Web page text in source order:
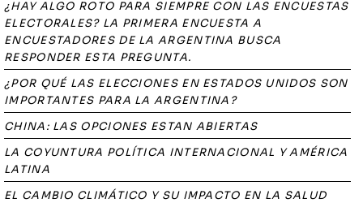
¿HAY ALGO ROTO PARA SIEMPRE CON LAS ENCUESTAS
ELECTORALES? LA PRIMERA ENCUESTA A
ENCUESTADORES DE LA ARGENTINA BUSCA
RESPONDER ESTA PREGUNTA.
¿POR QUÉ LAS ELECCIONES EN ESTADOS UNIDOS SON
IMPORTANTES PARA LA ARGENTINA?
CHINA: LAS OPCIONES ESTAN ABIERTAS
LA COYUNTURA POLÍTICA INTERNACIONAL Y AMÉRICA
LATINA
EL CAMBIO CLIMÁTICO Y SU IMPACTO EN LA SALUD